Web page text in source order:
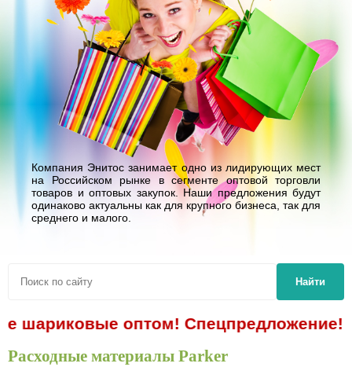
Компания Энитос занимает одно из лидирующих мест
на Российском рынке в сегменте оптовой торговли
товаров и оптовых закупок. Наши предложения будут
одинаково актуальны как для крупного бизнеса, так для
среднего и малого.
Найти
оптом! Спецпредложение!
Расходные материалы Parker